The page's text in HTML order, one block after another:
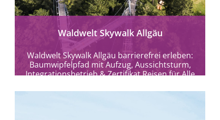
Waldwelt Skywalk Allgäu
Waldwelt Skywalk Allgäu barrierefrei erleben:
Baumwipfelpfad mit Aufzug, Aussichtsturm,
Integrationsbetrieb & Zertifikat Reisen für Alle